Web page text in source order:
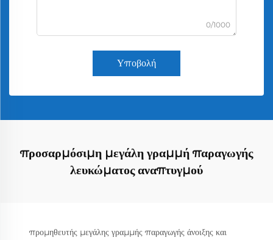
0/1000
Υποβολή
προσαρμόσιμη μεγάλη γραμμή παραγωγής
λευκώματος αναπτυγμού
προμηθευτής μεγάλης γραμμής παραγωγής άνοιξης και